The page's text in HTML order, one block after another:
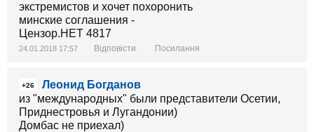
24.01.2018 17:57 Відповісти Посилання
+26
Леонид Богданов
из "международных" были представители Осетии,
Приднестровья и Лугандонии)
Домбас не приехал)